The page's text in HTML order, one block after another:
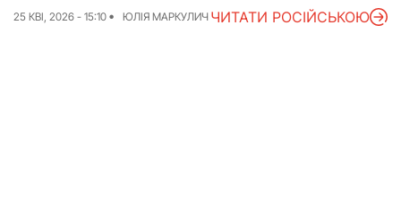
Культура
Інтерв’ю
25 КВІ, 2026 - 15:10 ЮЛІЯ МАРКУЛИЧ ЧИТАТИ РОСІЙСЬКОЮ